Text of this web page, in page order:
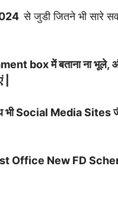
से जुडी जितने भी सारे
box में बताना ना
साथ भी Social Media
Office New FD